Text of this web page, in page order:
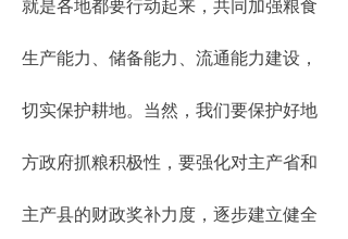
就是各地都要行动起来，共同加强粮食
生产能力、储备能力、流通能力建设，
切实保护耕地。当然，我们要保护好地
方政府抓粮积极性，要强化对主产省和
主产县的财政奖补力度，逐步建立健全